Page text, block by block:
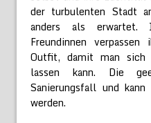
der turbulenten Stadt
anders als erwartet.
Freundinnen
Outfit, damit man
lassen kann. Die
Sanierungsfall und
werden.